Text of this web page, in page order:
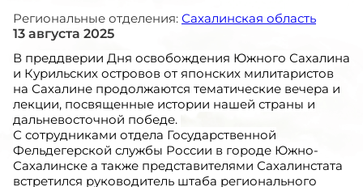
Региональные отделения: Сахалинская область
13 августа 2025
В преддверии Дня освобождения Южного Сахалина
и Курильских островов от японских милитаристов
на Сахалине продолжаются тематические вечера и
лекции, посвященные истории нашей страны и
дальневосточной победе.
С сотрудниками отдела Государственной
Фельдегерской службы России в городе Южно-
Сахалинске а также представителями Сахалинстата
встретился руководитель штаба регионального